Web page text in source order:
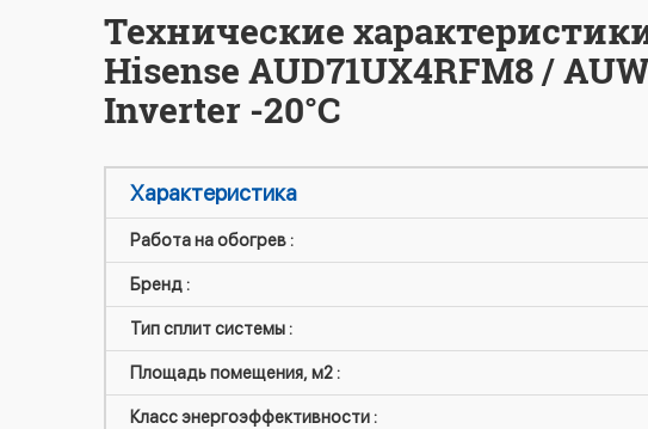
Технические
Hisense AUD71UX4RFM8 /
Inverter -20°С
Характеристика
Работа на обогрев :
Бренд :
Тип сплит системы :
Площадь помещения, м2 :
Класс энергоэффективности :